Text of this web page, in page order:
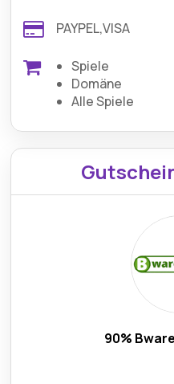
PAYPEL,VISA
Spiele
Domäne
Alle Spiele
90%